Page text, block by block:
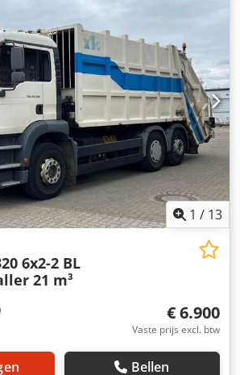
, emissieklasse:
, aantal zitplaatsen:3, totale lengte:
25.500 mm, totale hoogte:
315 / 80 R 22.5 / 11mm,
26.000 kg, Uitrusting:
1 / 13
6x2-2 BL
21 m³
€ 6.900
Vaste prijs excl. btw
Bellen